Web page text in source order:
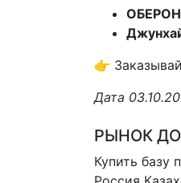
ОБЕРОН
👉
Дата
РЫНОК
Купить базу